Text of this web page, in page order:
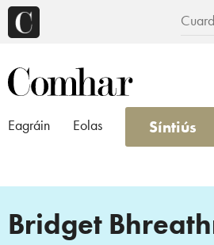
Eagráin Eolas Síntiús
Bridget